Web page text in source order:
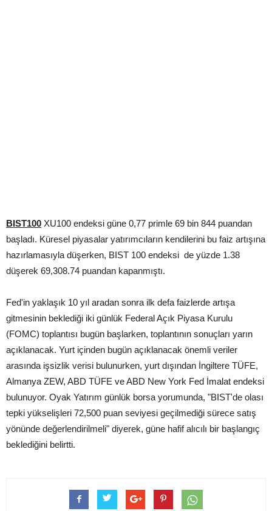
BIST100 XU100 endeksi güne 0,77 primle 69 bin 844 puandan
başladı. Küresel piyasalar yatırımcıların kendilerini bu faiz artışına
hazırlamasıyla düşerken, BIST 100 endeksi de yüzde 1.38
düşerek 69,308.74 puandan kapanmıştı.
Fed'in yaklaşık 10 yıl aradan sonra ilk defa faizlerde artışa
gitmesinin beklediği iki günlük Federal Açık Piyasa Kurulu
(FOMC) toplantısı bugün başlarken, toplantının sonuçları yarın
açıklanacak. Yurt içinden bugün açıklanacak önemli veriler
arasında işsizlik verisi bulunurken, yurt dışından İngiltere TÜFE,
Almanya ZEW, ABD TÜFE ve ABD New York Fed İmalat endeksi
bulunuyor. Oyak Yatırım günlük borsa yorumunda, "BIST'de olası
tepki yükselişleri 72,500 puan seviyesi geçilmediği sürece satış
yönünde değerlendirilmeli" diyerek, güne hafif alıcılı bir başlangıç
beklediğini belirtti.